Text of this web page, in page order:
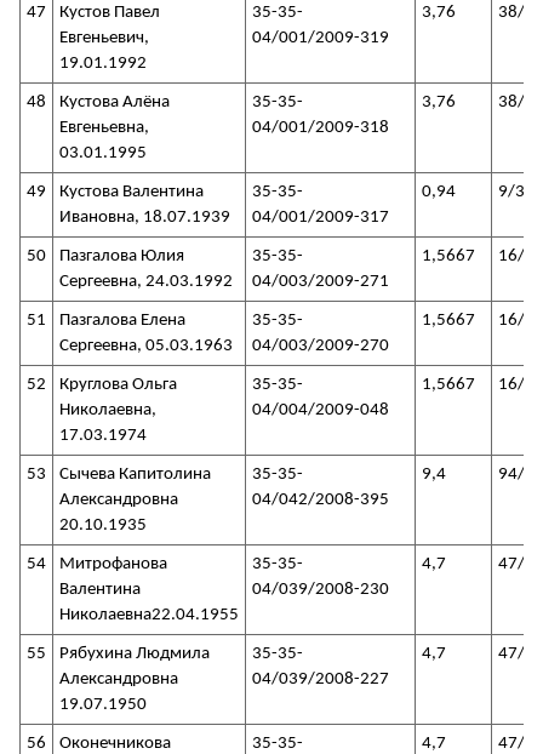
47
Кустов Павел
Евгеньевич,
19.01.1992
35-35-
04/001/2009-319
3,76 38/
48
Кустова Алёна
Евгеньевна,
03.01.1995
35-35-
04/001/2009-318
3,76 38/
49
Кустова Валентина
Ивановна, 18.07.1939
35-35-
04/001/2009-317
0,94 9/
50
Пазгалова Юлия
Сергеевна, 24.03.1992
35-35-
04/003/2009-271
1,5667 16/
51
Пазгалова Елена
Сергеевна, 05.03.1963
35-35-
04/003/2009-270
1,5667 16/
52
Круглова Ольга
Николаевна,
17.03.1974
35-35-
04/004/2009-048
1,5667 16/
53
Сычева Капитолина
Александровна
20.10.1935
35-35-
04/042/2008-395
9,4 94/
54
Митрофанова
Валентина
Николаевна22.04.1955
35-35-
04/039/2008-230
4,7 47/
55
Рябухина Людмила
Александровна
19.07.1950
35-35-
04/039/2008-227
4,7 47/
56
Оконечникова
35-35-
4,7 47/